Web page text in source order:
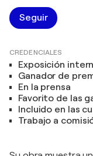
Seguir
CREDENCIALES
Exposición
Ganador de
En la prensa
Favorito de las
Incluido en las
Trabajo a